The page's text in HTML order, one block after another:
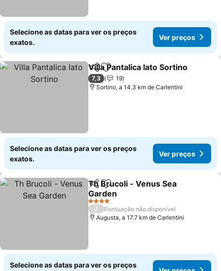
Selecione as datas para ver os preços
exatos.
Ver preços
PartilharAdicionar aos favoritos
Villa Pantalica lato Sortino
7,3
19
Sortino, a 14.3 km de Carlentini
Selecione as datas para ver os preços
exatos.
Ver preços
PartilharAdicionar aos favoritos
Th Brucoli - Venus Sea
Garden
4 Estrelas
/
Pontuação não disponível
Augusta, a 17.7 km de Carlentini
Selecione as datas para ver os preços